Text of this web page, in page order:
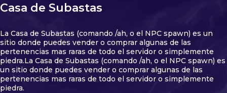
Casa de Subastas
La Casa de Subastas (comando /ah, o el NPC spawn) es un
sitio donde puedes vender o comprar algunas de las
pertenencias mas raras de todo el servidor o simplemente
piedra.La Casa de Subastas (comando /ah, o el NPC spawn) es
un sitio donde puedes vender o comprar algunas de las
pertenencias mas raras de todo el servidor o simplemente
piedra.